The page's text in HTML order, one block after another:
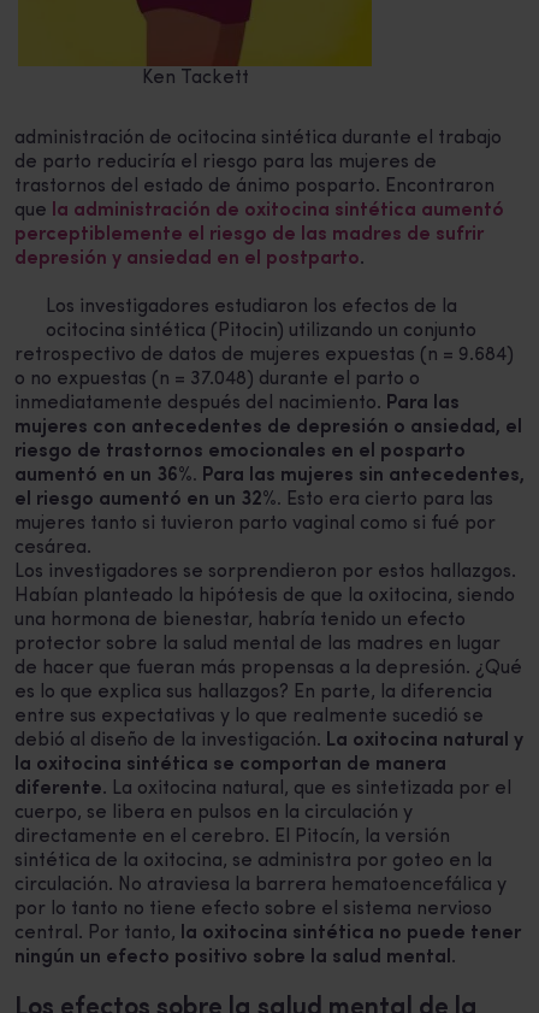
Ken Tackett
administración de ocitocina sintética durante el trabajo
de parto reduciría el riesgo para las mujeres de
trastornos del estado de ánimo posparto. Encontraron
que la administración de oxitocina sintética aumentó
perceptiblemente el riesgo de las madres de sufrir
depresión y ansiedad en el postparto.
Los investigadores estudiaron los efectos de la
ocitocina sintética (Pitocin) utilizando un conjunto
retrospectivo de datos de mujeres expuestas (n = 9.684)
o no expuestas (n = 37.048) durante el parto o
inmediatamente después del nacimiento. Para las
mujeres con antecedentes de depresión o ansiedad, el
riesgo de trastornos emocionales en el posparto
aumentó en un 36%. Para las mujeres sin antecedentes,
el riesgo aumentó en un 32%. Esto era cierto para las
mujeres tanto si tuvieron parto vaginal como si fué por
cesárea.
Los investigadores se sorprendieron por estos hallazgos.
Habían planteado la hipótesis de que la oxitocina, siendo
una hormona de bienestar, habría tenido un efecto
protector sobre la salud mental de las madres en lugar
de hacer que fueran más propensas a la depresión. ¿Qué
es lo que explica sus hallazgos? En parte, la diferencia
entre sus expectativas y lo que realmente sucedió se
debió al diseño de la investigación. La oxitocina natural y
la oxitocina sintética se comportan de manera
diferente. La oxitocina natural, que es sintetizada por el
cuerpo, se libera en pulsos en la circulación y
directamente en el cerebro. El Pitocín, la versión
sintética de la oxitocina, se administra por goteo en la
circulación. No atraviesa la barrera hematoencefálica y
por lo tanto no tiene efecto sobre el sistema nervioso
central. Por tanto, la oxitocina sintética no puede tener
ningún un efecto positivo sobre la salud mental.